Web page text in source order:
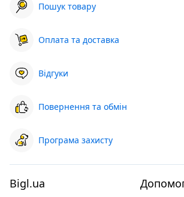
Пошук товару
Оплата та доставка
Відгуки
Повернення та обмін
Програма захисту
Bigl.ua